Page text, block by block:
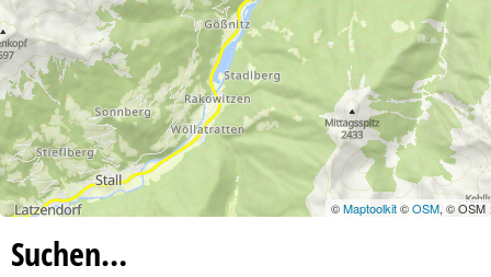
©Maptoolkit©OSM, © OSM
Suchen…